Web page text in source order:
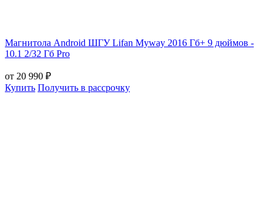
Магнитола Android ШГУ Lifan Myway 2016 Гб+ 9 дюймов -
10.1 2/32 Гб Pro
от 20 990 ₽
Купить Получить в рассрочку